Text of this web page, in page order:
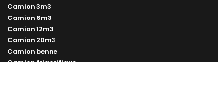
Camion 3m3
Camion 6m3
Camion 12m3
Camion 20m3
Camion benne
Camion frigorifique